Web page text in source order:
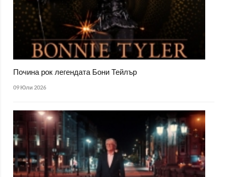
Почина рок легендата Бони Тейлър
09 Юли 2026